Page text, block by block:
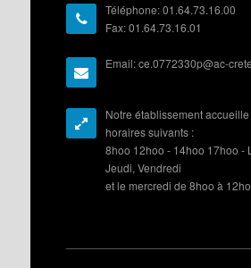
Téléphone: 01.64.73.16.00
Fax: 01.64.73.16.01
Email: ce.0772330p@ac-
Notre établissement
horaires suivants :
8hoo 12hoo - 14hoo 17hoo -
Jeudi, Vendredi
et le mercredi de 8hoo à